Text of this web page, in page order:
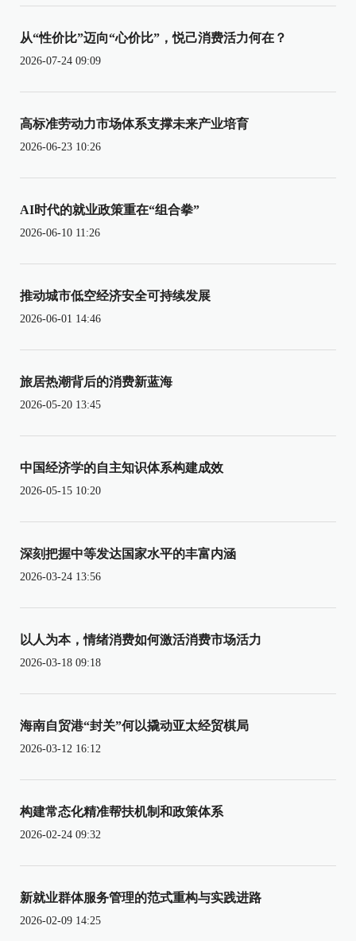
从“性价比”迈向“心价比”，悦己消费活力何在？
2026-07-24 09:09
高标准劳动力市场体系支撑未来产业培育
2026-06-23 10:26
AI时代的就业政策重在“组合拳”
2026-06-10 11:26
推动城市低空经济安全可持续发展
2026-06-01 14:46
旅居热潮背后的消费新蓝海
2026-05-20 13:45
中国经济学的自主知识体系构建成效
2026-05-15 10:20
深刻把握中等发达国家水平的丰富内涵
2026-03-24 13:56
以人为本，情绪消费如何激活消费市场活力
2026-03-18 09:18
海南自贸港“封关”何以撬动亚太经贸棋局
2026-03-12 16:12
构建常态化精准帮扶机制和政策体系
2026-02-24 09:32
新就业群体服务管理的范式重构与实践进路
2026-02-09 14:25